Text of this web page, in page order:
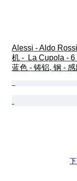
Alessi - Aldo
机 -  La Cupola - 6
蓝色 - 铸铝, 钢 - 感